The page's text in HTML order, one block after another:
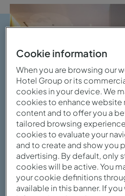
Cookie information
When you are browsing our
Hotel Group or its
cookies in your device. We
cookies to enhance website
content and to offer you a
tailored browsing
cookies to evaluate your
and to create and show you
advertising. By default, only
cookies will be active. You
your cookie definitions
available in this banner. If